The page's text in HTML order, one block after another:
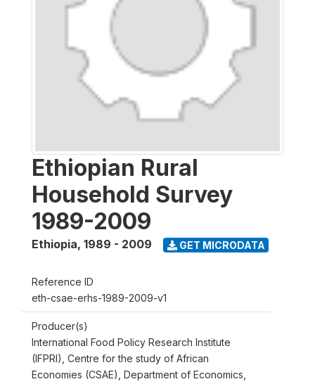
Ethiopian Rural
Household Survey
1989-2009
Ethiopia, 1989 - 2009 GET MICRODATA
Reference ID
eth-csae-erhs-1989-2009-v1
Producer(s)
International Food Policy Research Institute
(IFPRI), Centre for the study of African
Economies (CSAE), Department of Economics,